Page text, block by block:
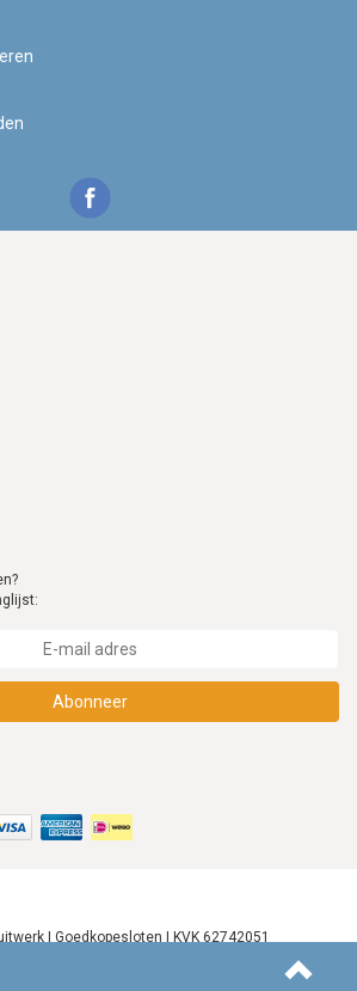
Abonneer
| Goedkopesloten | KVK 62742051